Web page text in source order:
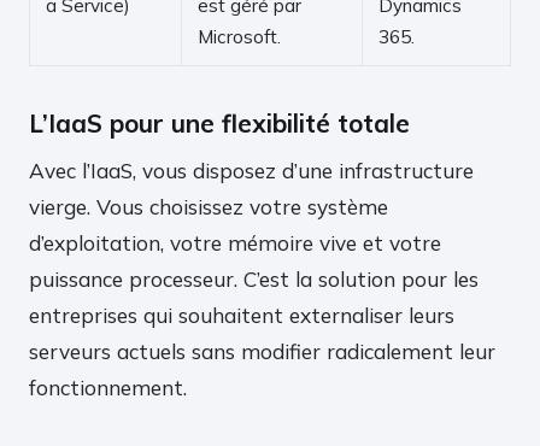
a Service)
est géré par
Microsoft.
Dynamics
365.
L’IaaS pour une flexibilité totale
Avec l’IaaS, vous disposez d’une infrastructure
vierge. Vous choisissez votre système
d’exploitation, votre mémoire vive et votre
puissance processeur. C’est la solution pour les
entreprises qui souhaitent externaliser leurs
serveurs actuels sans modifier radicalement leur
fonctionnement.